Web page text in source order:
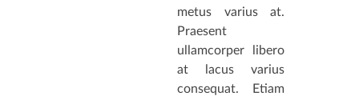
metus varius at.
Praesent
ullamcorper libero
at lacus varius
consequat. Etiam